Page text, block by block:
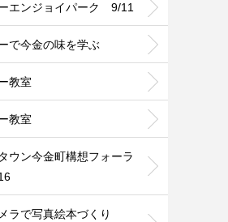
エンジョイパーク 9/11
で今金の味を学ぶ
教室
教室
ウン今金町構想フォーラ
ラで写真絵本づくり